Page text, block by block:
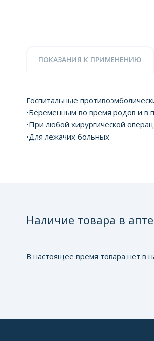
ПОКАЗАНИЯ К ПРИМЕНЕНИЮ
Госпитальные
•Беременным во время родов и в
•При любой хирургической
•Для лежачих больных
Наличие товара в
В настоящее время товара нет в